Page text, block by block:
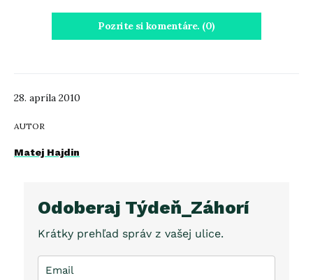
28. apríla 2010
AUTOR
Matej Hajdin
Pozrite si komentáre. (0)
Odoberaj Týdeň_Záhorí
Krátky prehľad správ z vašej ulice.